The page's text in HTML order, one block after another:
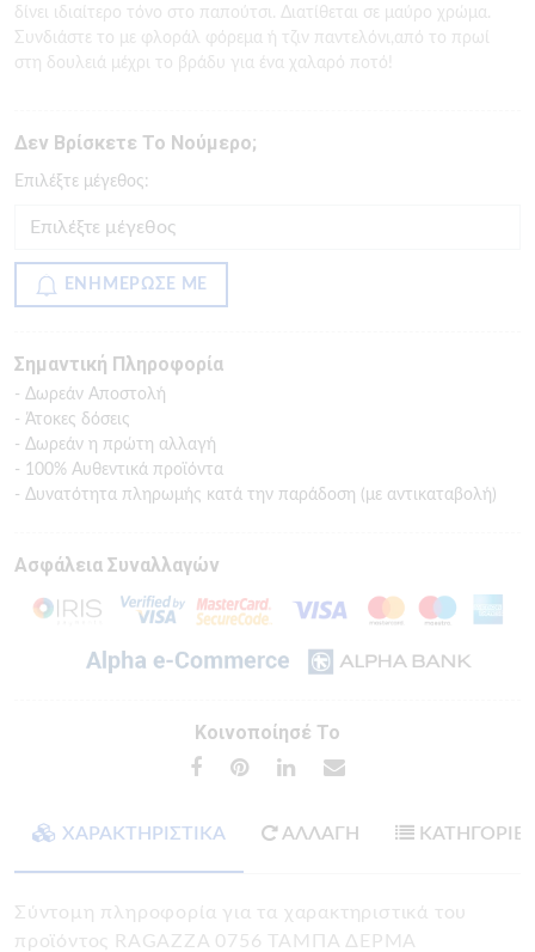
δίνει ιδιαίτερο τόνο στο παπούτσι. Διατίθεται σε μαύρο χρώμα.
Συνδιάστε το με φλοράλ φόρεμα ή τζιν παντελόνι,από το πρωί
στη δουλειά μέχρι το βράδυ για ένα χαλαρό ποτό!
Δεν Βρίσκετε Το Νούμερο;
Eπιλέξτε μέγεθος:
ΕΝΗΜΕΡΩΣΕ ΜΕ
Σημαντική Πληροφορία
- Δωρεάν Αποστολή
- Άτοκες δόσεις
- Δωρεάν η πρώτη αλλαγή
- 100% Αυθεντικά προϊόντα
- Δυνατότητα πληρωμής κατά την παράδοση (με αντικαταβολή)
Ασφάλεια Συναλλαγών
Κοινοποίησέ Το
ΧΑΡΑΚΤΗΡΙΣΤΙΚΑ ΑΛΛΑΓΗ ΚΑΤΗΓΟΡΙΕΣ
Σύντομη πληροφορία για τα χαρακτηριστικά του
προϊόντος RAGAZZA 0756 ΤΑΜΠΑ ΔΕΡΜΑ